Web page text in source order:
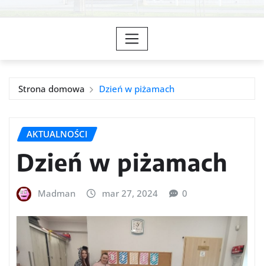
Strona domowa Dzień w piżamach
AKTUALNOŚCI
Dzień w piżamach
Madman mar 27, 2024 0